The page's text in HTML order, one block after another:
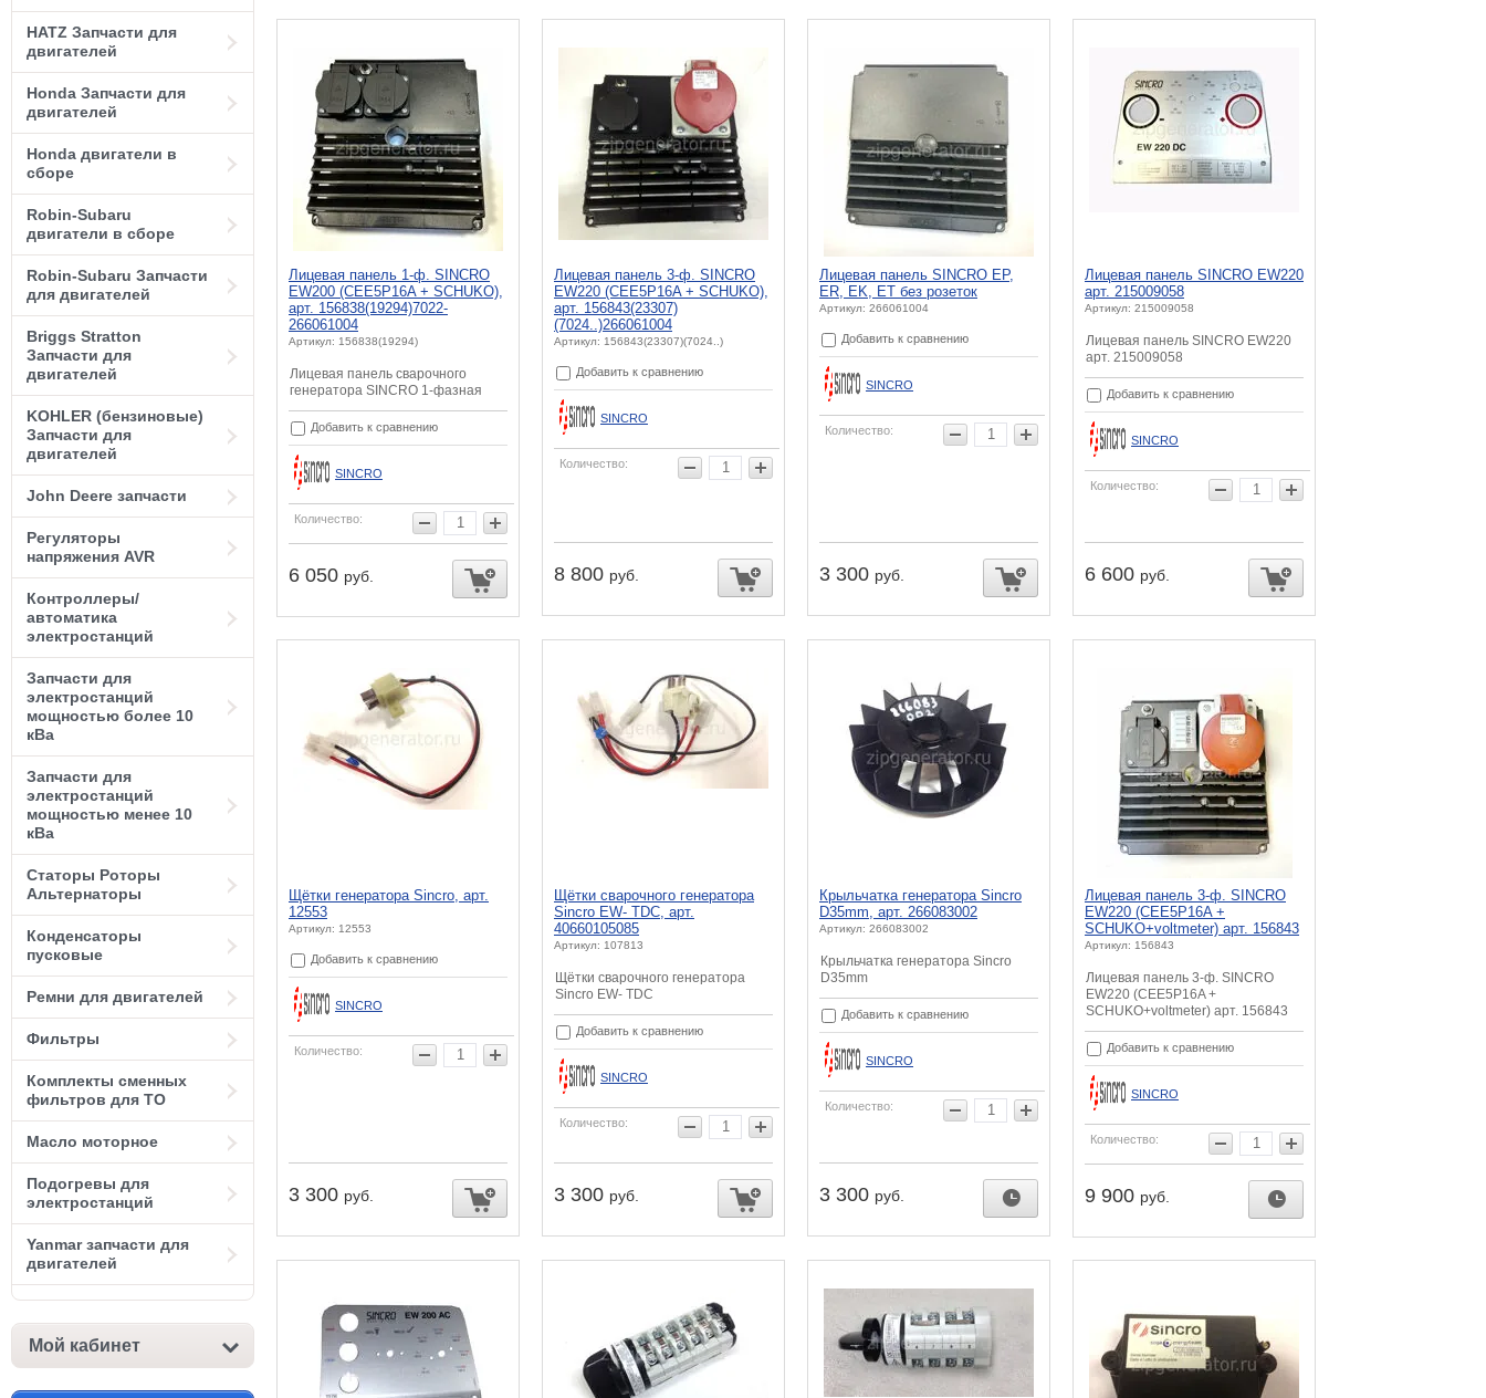
HATZ Запчасти для
двигателей
Honda Запчасти для
двигателей
Honda двигатели в
сборе
Robin-Subaru
двигатели в сборе
Robin-Subaru Запчасти
для двигателей
Briggs Stratton
Запчасти для
двигателей
KOHLER (бензиновые)
Запчасти для
двигателей
John Deere запчасти
Регуляторы
напряжения AVR
Контроллеры/
автоматика
электростанций
Запчасти для
электростанций
мощностью более 10
кВа
Запчасти для
электростанций
мощностью менее 10
кВа
Статоры Роторы
Альтернаторы
Конденсаторы
пусковые
Ремни для двигателей
Фильтры
Комплекты сменных
фильтров для ТО
Масло моторное
Подогревы для
электростанций
Yanmar запчасти для
двигателей
Мой кабинет
Лицевая панель 1-ф. SINCRO
EW200 (CEE5P16A + SCHUKO),
арт. 156838(19294)7022-
266061004
Артикул: 156838(19294)
Лицевая панель сварочного
генератора SINCRO 1-фазная
Добавить к сравнению
SINCRO
Количество:
6 050 руб.
Лицевая панель 3-ф. SINCRO
EW220 (CEE5P16A + SCHUKO),
арт. 156843(23307)
(7024..)266061004
Артикул: 156843(23307)(7024..)
Добавить к сравнению
SINCRO
Количество:
8 800 руб.
Лицевая панель SINCRO EP,
ER, EK, ET без розеток
Артикул: 266061004
Добавить к сравнению
SINCRO
Количество:
3 300 руб.
Лицевая панель SINCRO EW220
арт. 215009058
Артикул: 215009058
Лицевая панель SINCRO EW220
арт. 215009058
Добавить к сравнению
SINCRO
Количество:
6 600 руб.
Щётки генератора Sincro, арт.
12553
Артикул: 12553
Добавить к сравнению
SINCRO
Количество:
3 300 руб.
Щётки сварочного генератора
Sincro EW- TDC, арт.
40660105085
Артикул: 107813
Щётки сварочного генератора
Sincro EW- TDC
Добавить к сравнению
SINCRO
Количество:
3 300 руб.
Крыльчатка генератора Sincro
D35mm, арт. 266083002
Артикул: 266083002
Крыльчатка генератора Sincro
D35mm
Добавить к сравнению
SINCRO
Количество:
3 300 руб.
Лицевая панель 3-ф. SINCRO
EW220 (CEE5P16A +
SCHUKO+voltmeter) арт. 156843
Артикул: 156843
Лицевая панель 3-ф. SINCRO
EW220 (CEE5P16A +
SCHUKO+voltmeter) арт. 156843
Добавить к сравнению
SINCRO
Количество:
9 900 руб.